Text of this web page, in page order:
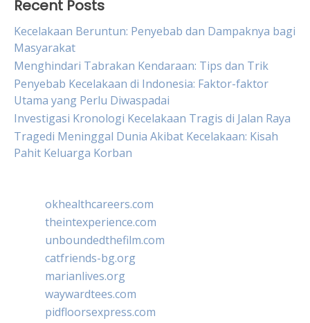
Recent Posts
Kecelakaan Beruntun: Penyebab dan Dampaknya bagi
Masyarakat
Menghindari Tabrakan Kendaraan: Tips dan Trik
Penyebab Kecelakaan di Indonesia: Faktor-faktor
Utama yang Perlu Diwaspadai
Investigasi Kronologi Kecelakaan Tragis di Jalan Raya
Tragedi Meninggal Dunia Akibat Kecelakaan: Kisah
Pahit Keluarga Korban
okhealthcareers.com
theintexperience.com
unboundedthefilm.com
catfriends-bg.org
marianlives.org
waywardtees.com
pidfloorsexpress.com